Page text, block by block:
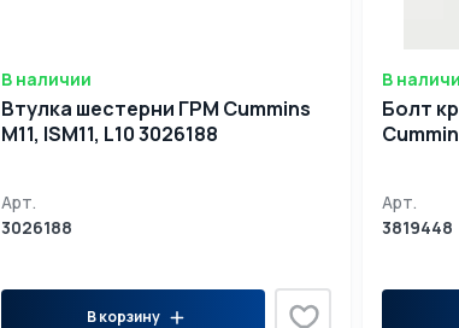
В наличии
Втулка шестерни ГРМ Cummins
M11, ISM11, L10 3026188
Арт.
3026188
В корзину
В
Болт
Арт.
3819448